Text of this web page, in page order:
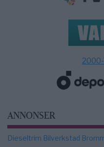
ANNONSER
Dieseltrim Bilverkstad